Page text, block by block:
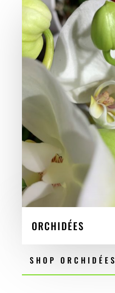
ORCHIDÉES
SHOP ORCHIDÉES